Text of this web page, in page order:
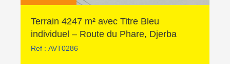
Terrain 4247 m² avec Titre Bleu
individuel – Route du Phare, Djerba
Ref : AVT0286